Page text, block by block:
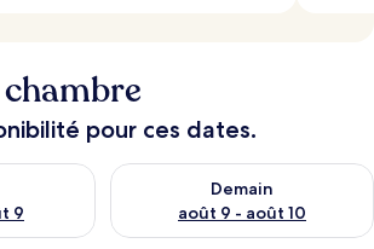
r
s
pour ces dates.
9
pour ce soir août 8 - août 9
Demain
août 9 - août 10
Vérifier la disponibilité pour